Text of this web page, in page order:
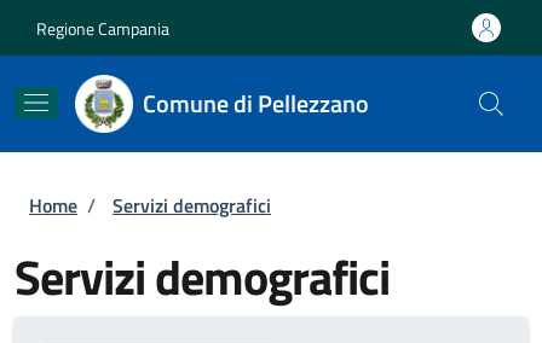
Regione Campania
Comune di Pellezzano
Briciole di pane
Home / Servizi demografici
Servizi demografici